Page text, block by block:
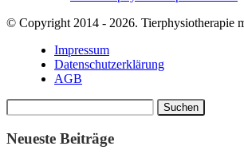
© Copyright 2014 - 2026. Tierphysiotherapie
Impressum
Datenschutzerklärung
AGB
Suchen
nach:
Neueste Beiträge